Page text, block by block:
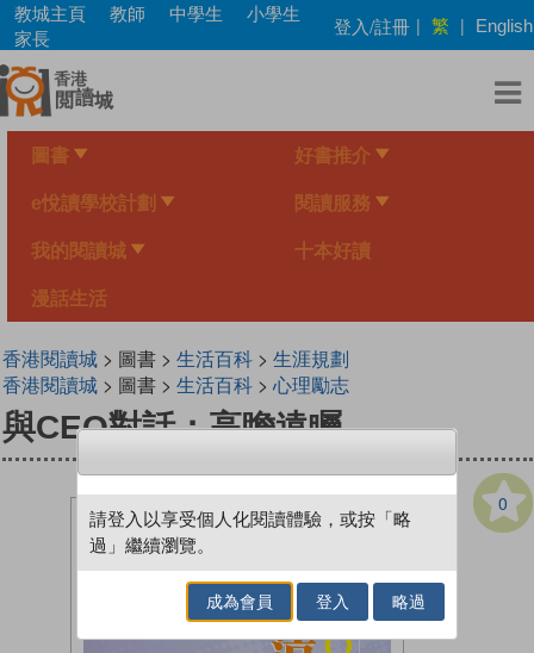
Skip
main
content
教城主頁 教師 中學生
小學生
家長
登入/註冊 | 繁 | English
圖書 好書推介
e悅讀學校計劃 閱讀服務
我的閱讀城 十本好讀
漫話生活
香港閱讀城> 圖書 > 生活百科> 生涯規劃
香港閱讀城> 圖書 > 生活百科> 心理勵志
與CEO對話：高瞻遠矚
0
請登入以享受個人化閱讀體驗，或按「略
過」繼續瀏覽。
成為會員 登入 略過